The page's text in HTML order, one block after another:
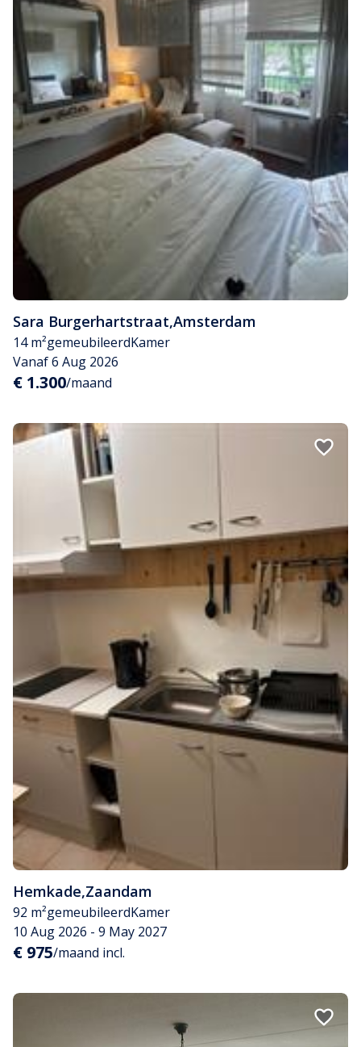
Sara Burgerhartstraat,Amsterdam
14 m²gemeubileerdKamer
Vanaf 6 Aug 2026
€ 1.300/maand
Hemkade,Zaandam
92 m²gemeubileerdKamer
10 Aug 2026 - 9 May 2027
€ 975/maand incl.